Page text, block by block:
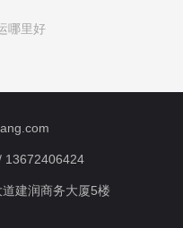
哪里好
13672406424
建润商务大厦5楼